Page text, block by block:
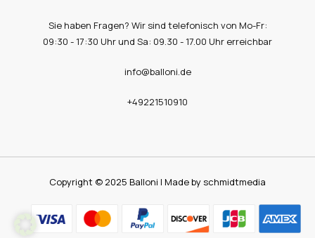
Sie haben Fragen? Wir sind telefonisch von Mo-Fr:
09:30 - 17:30 Uhr und Sa: 09.30 - 17.00 Uhr erreichbar
info@balloni.de
+49221510910
Copyright © 2025 Balloni | Made by schmidtmedia